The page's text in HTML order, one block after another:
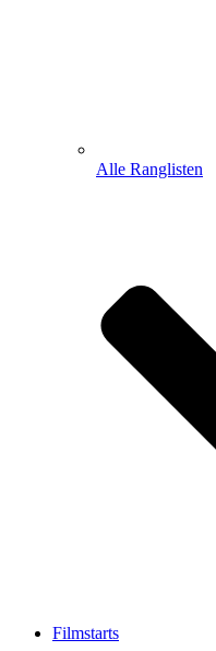
Alle Ranglisten
Filmstarts